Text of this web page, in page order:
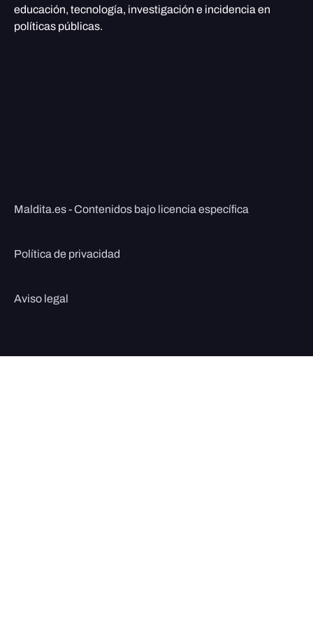
educación, tecnología, investigación e incidencia en
políticas públicas.
Maldita.es - Contenidos bajo licencia específica
Política de privacidad
Aviso legal